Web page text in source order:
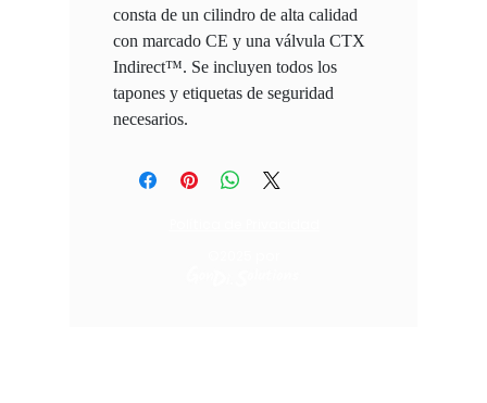
consta de un cilindro de alta calidad
con marcado CE y una válvula CTX
Indirect™. Se incluyen todos los
tapones y etiquetas de seguridad
necesarios.